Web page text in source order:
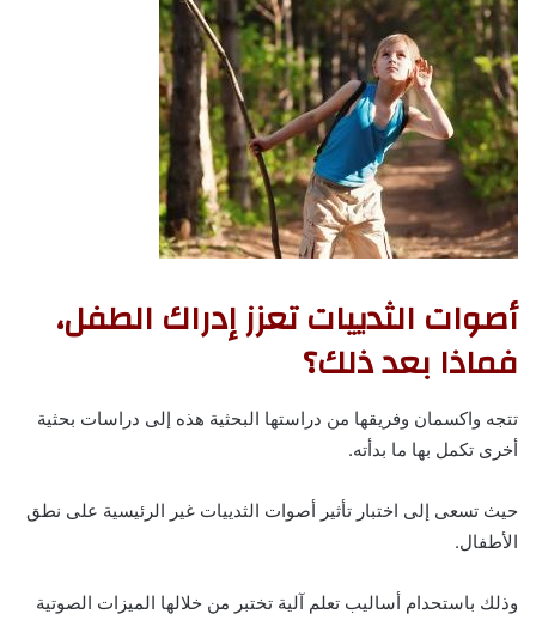
أصوات الثدييات تعزز إدراك الطفل،
فماذا بعد ذلك؟
تتجه واكسمان وفريقها من دراستها البحثية هذه إلى دراسات بحثية
أخرى تكمل بها ما بدأته.
حيث تسعى إلى اختبار تأثير أصوات الثدييات غير الرئيسية على نطق
الأطفال.
وذلك باستحدام أساليب تعلم آلية تختبر من خلالها الميزات الصوتية